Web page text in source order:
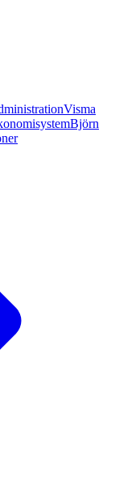
Visma
Björn